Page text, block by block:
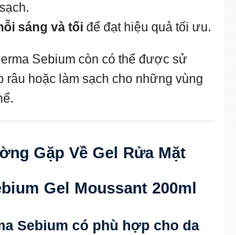
sáng và tối để đạt hiệu quả tối ưu.
Sebium còn có thể được sử
râu hoặc làm sạch cho những vùng
Gặp Về Gel Rửa Mặt
Gel Moussant 200ml
Sebium có phù hợp cho da